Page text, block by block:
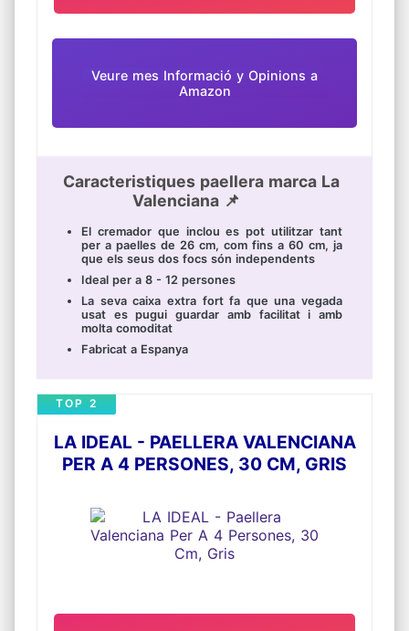
Veure mes Informació y Opinions a
Amazon
Caracteristiques paellera marca La
Valenciana 📌
El cremador que inclou es pot utilitzar tant
per a paelles de 26 cm, com fins a 60 cm, ja
que els seus dos focs són independents
Ideal per a 8 - 12 persones
La seva caixa extra fort fa que una vegada
usat es pugui guardar amb facilitat i amb
molta comoditat
Fabricat a Espanya
LA IDEAL - PAELLERA VALENCIANA
PER A 4 PERSONES, 30 CM, GRIS
TOP 2